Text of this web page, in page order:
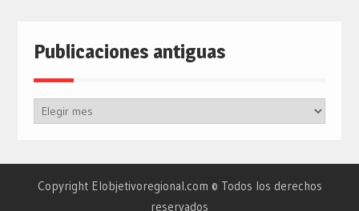
Publicaciones antiguas
Publicaciones
Copyright Elobjetivoregional.com © Todos los derechos
reservados